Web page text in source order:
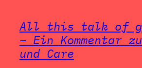
All this talk of
– Ein Kommentar
und Care